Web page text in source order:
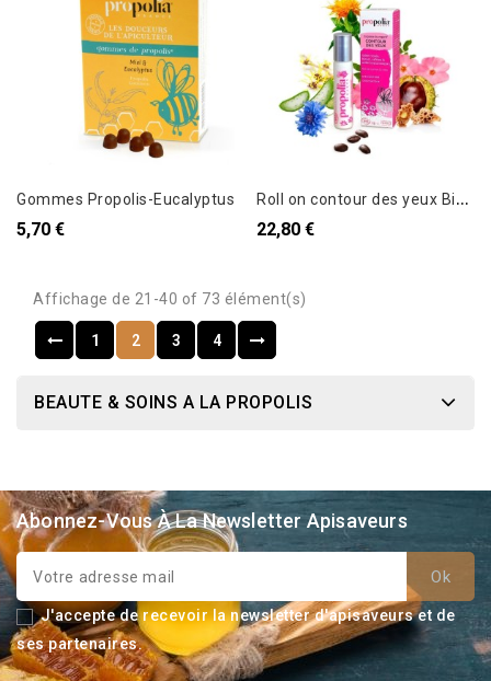
Gommes Propolis-Eucalyptus
5,70 €
R
oll on contour des yeux Bio gelée royale et Acide hyaluronique
22,80 €
Affichage de 21-40 of 73 élément(s)
1 2 3 4
BEAUTE & SOINS A LA PROPOLIS
Abonnez-Vous À La Newsletter Apisaveurs
J'accepte de recevoir la newsletter d'apisaveurs et de
ses partenaires.